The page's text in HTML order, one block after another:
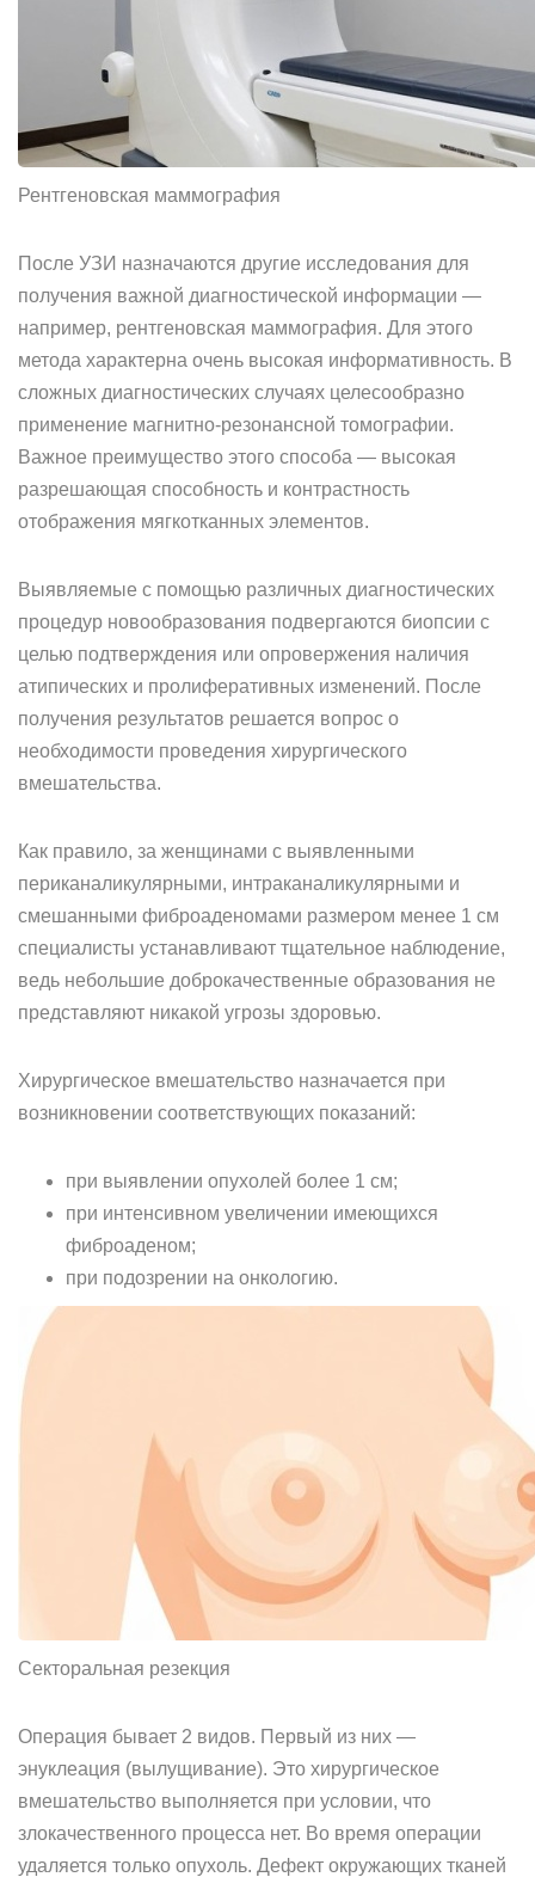
Рентгеновская маммография
После УЗИ назначаются другие исследования для
получения важной диагностической информации —
например, рентгеновская маммография. Для этого
метода характерна очень высокая информативность. В
сложных диагностических случаях целесообразно
применение магнитно-резонансной томографии.
Важное преимущество этого способа — высокая
разрешающая способность и контрастность
отображения мягкотканных элементов.
Выявляемые с помощью различных диагностических
процедур новообразования подвергаются биопсии с
целью подтверждения или опровержения наличия
атипических и пролиферативных изменений. После
получения результатов решается вопрос о
необходимости проведения хирургического
вмешательства.
Как правило, за женщинами с выявленными
периканаликулярными, интраканаликулярными и
смешанными фиброаденомами размером менее 1 см
специалисты устанавливают тщательное наблюдение,
ведь небольшие доброкачественные образования не
представляют никакой угрозы здоровью.
Хирургическое вмешательство назначается при
возникновении соответствующих показаний:
при выявлении опухолей более 1 см;
при интенсивном увеличении имеющихся
фиброаденом;
при подозрении на онкологию.
Секторальная резекция
Операция бывает 2 видов. Первый из них —
энуклеация (вылущивание). Это хирургическое
вмешательство выполняется при условии, что
злокачественного процесса нет. Во время операции
удаляется только опухоль. Дефект окружающих тканей